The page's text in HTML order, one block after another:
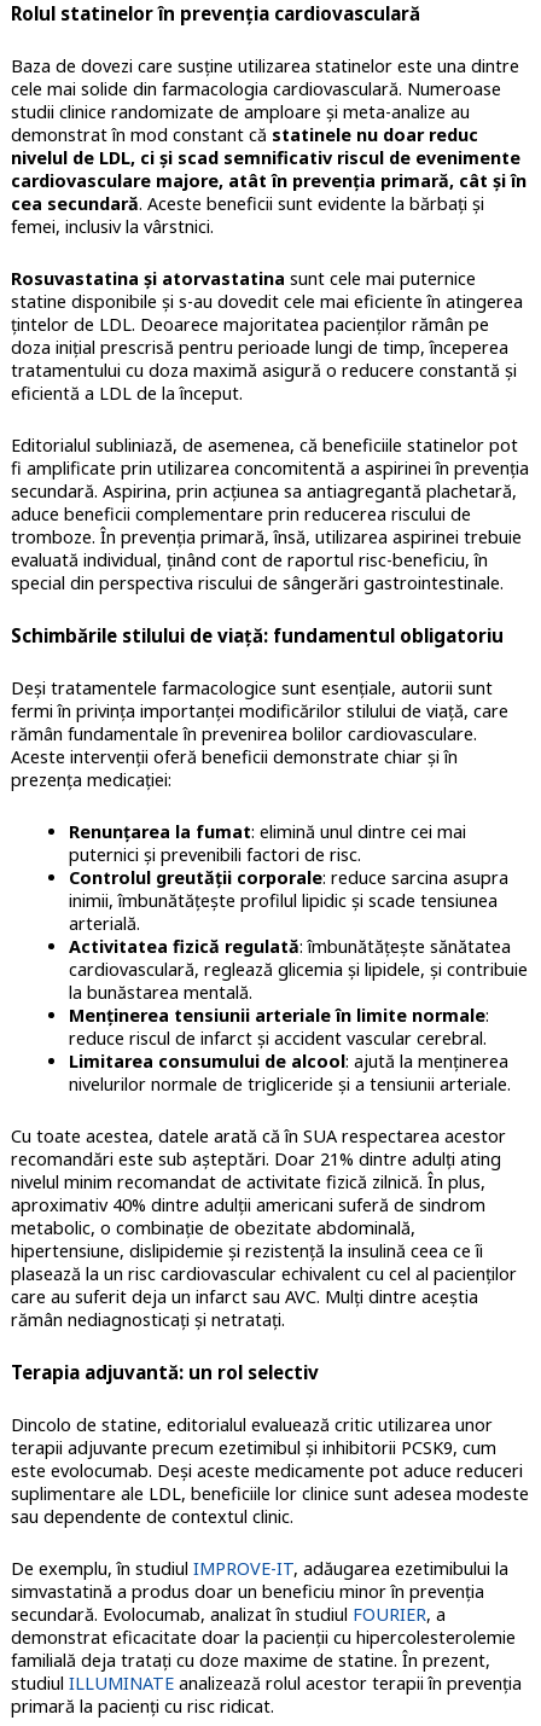
Rolul statinelor în prevenția cardiovasculară
Baza de dovezi care susține utilizarea statinelor este una dintre
cele mai solide din farmacologia cardiovasculară. Numeroase
studii clinice randomizate de amploare și meta-analize au
demonstrat în mod constant că statinele nu doar reduc
nivelul de LDL, ci și scad semnificativ riscul de evenimente
cardiovasculare majore, atât în prevenția primară, cât și în
cea secundară. Aceste beneficii sunt evidente la bărbați și
femei, inclusiv la vârstnici.
Rosuvastatina și atorvastatina sunt cele mai puternice
statine disponibile și s-au dovedit cele mai eficiente în atingerea
țintelor de LDL. Deoarece majoritatea pacienților rămân pe
doza inițial prescrisă pentru perioade lungi de timp, începerea
tratamentului cu doza maximă asigură o reducere constantă și
eficientă a LDL de la început.
Editorialul subliniază, de asemenea, că beneficiile statinelor pot
fi amplificate prin utilizarea concomitentă a aspirinei în prevenția
secundară. Aspirina, prin acțiunea sa antiagregantă plachetară,
aduce beneficii complementare prin reducerea riscului de
tromboze. În prevenția primară, însă, utilizarea aspirinei trebuie
evaluată individual, ținând cont de raportul risc-beneficiu, în
special din perspectiva riscului de sângerări gastrointestinale.
Schimbările stilului de viață: fundamentul obligatoriu
Deși tratamentele farmacologice sunt esențiale, autorii sunt
fermi în privința importanței modificărilor stilului de viață, care
rămân fundamentale în prevenirea bolilor cardiovasculare.
Aceste intervenții oferă beneficii demonstrate chiar și în
prezența medicației:
Renunțarea la fumat: elimină unul dintre cei mai
puternici și prevenibili factori de risc.
Controlul greutății corporale: reduce sarcina asupra
inimii, îmbunătățește profilul lipidic și scade tensiunea
arterială.
Activitatea fizică regulată: îmbunătățește sănătatea
cardiovasculară, reglează glicemia și lipidele, și contribuie
la bunăstarea mentală.
Menținerea tensiunii arteriale în limite normale:
reduce riscul de infarct și accident vascular cerebral.
Limitarea consumului de alcool: ajută la menținerea
nivelurilor normale de trigliceride și a tensiunii arteriale.
Cu toate acestea, datele arată că în SUA respectarea acestor
recomandări este sub așteptări. Doar 21% dintre adulți ating
nivelul minim recomandat de activitate fizică zilnică. În plus,
aproximativ 40% dintre adulții americani suferă de sindrom
metabolic, o combinație de obezitate abdominală,
hipertensiune, dislipidemie și rezistență la insulină ceea ce îi
plasează la un risc cardiovascular echivalent cu cel al pacienților
care au suferit deja un infarct sau AVC. Mulți dintre aceștia
rămân nediagnosticați și netratați.
Terapia adjuvantă: un rol selectiv
Dincolo de statine, editorialul evaluează critic utilizarea unor
terapii adjuvante precum ezetimibul și inhibitorii PCSK9, cum
este evolocumab. Deși aceste medicamente pot aduce reduceri
suplimentare ale LDL, beneficiile lor clinice sunt adesea modeste
sau dependente de contextul clinic.
De exemplu, în studiul IMPROVE-IT, adăugarea ezetimibului la
simvastatină a produs doar un beneficiu minor în prevenția
secundară. Evolocumab, analizat în studiul FOURIER, a
demonstrat eficacitate doar la pacienții cu hipercolesterolemie
familială deja tratați cu doze maxime de statine. În prezent,
studiul ILLUMINATEanalizează rolul acestor terapii în prevenția
primară la pacienți cu risc ridicat.